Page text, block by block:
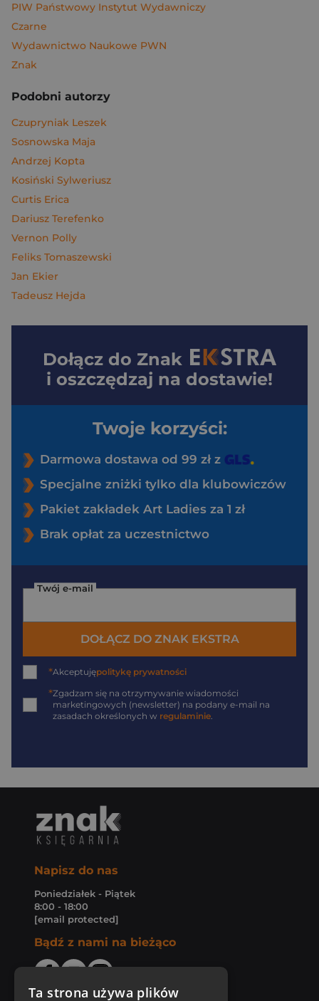
PIW Państwowy Instytut Wydawniczy
Czarne
Wydawnictwo Naukowe PWN
Znak
Podobni autorzy
Czupryniak Leszek
Sosnowska Maja
Andrzej Kopta
Kosiński Sylweriusz
Curtis Erica
Dariusz Terefenko
Vernon Polly
Feliks Tomaszewski
Jan Ekier
Tadeusz Hejda
Dołącz do Znak
i oszczędzaj na dostawie!
Twoje korzyści:
Darmowa dostawa od 99 zł z
Specjalne zniżki tylko dla klubowiczów
Pakiet zakładek Art Ladies za 1 zł
Brak opłat za uczestnictwo
Twój e-mail
DOŁĄCZ DO ZNAK EKSTRA
*Akceptujępolitykę prywatności
*Zgadzam się na otrzymywanie wiadomości
marketingowych (newsletter) na podany e-mail na
zasadach określonych w regulaminie.
Napisz do nas
Poniedziałek - Piątek
8:00 - 18:00
[email protected]
Bądź z nami na bieżąco
Ta strona używa plików